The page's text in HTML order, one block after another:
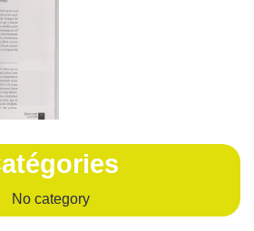
No category